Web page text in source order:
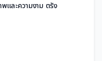
และความงาม ตรัง